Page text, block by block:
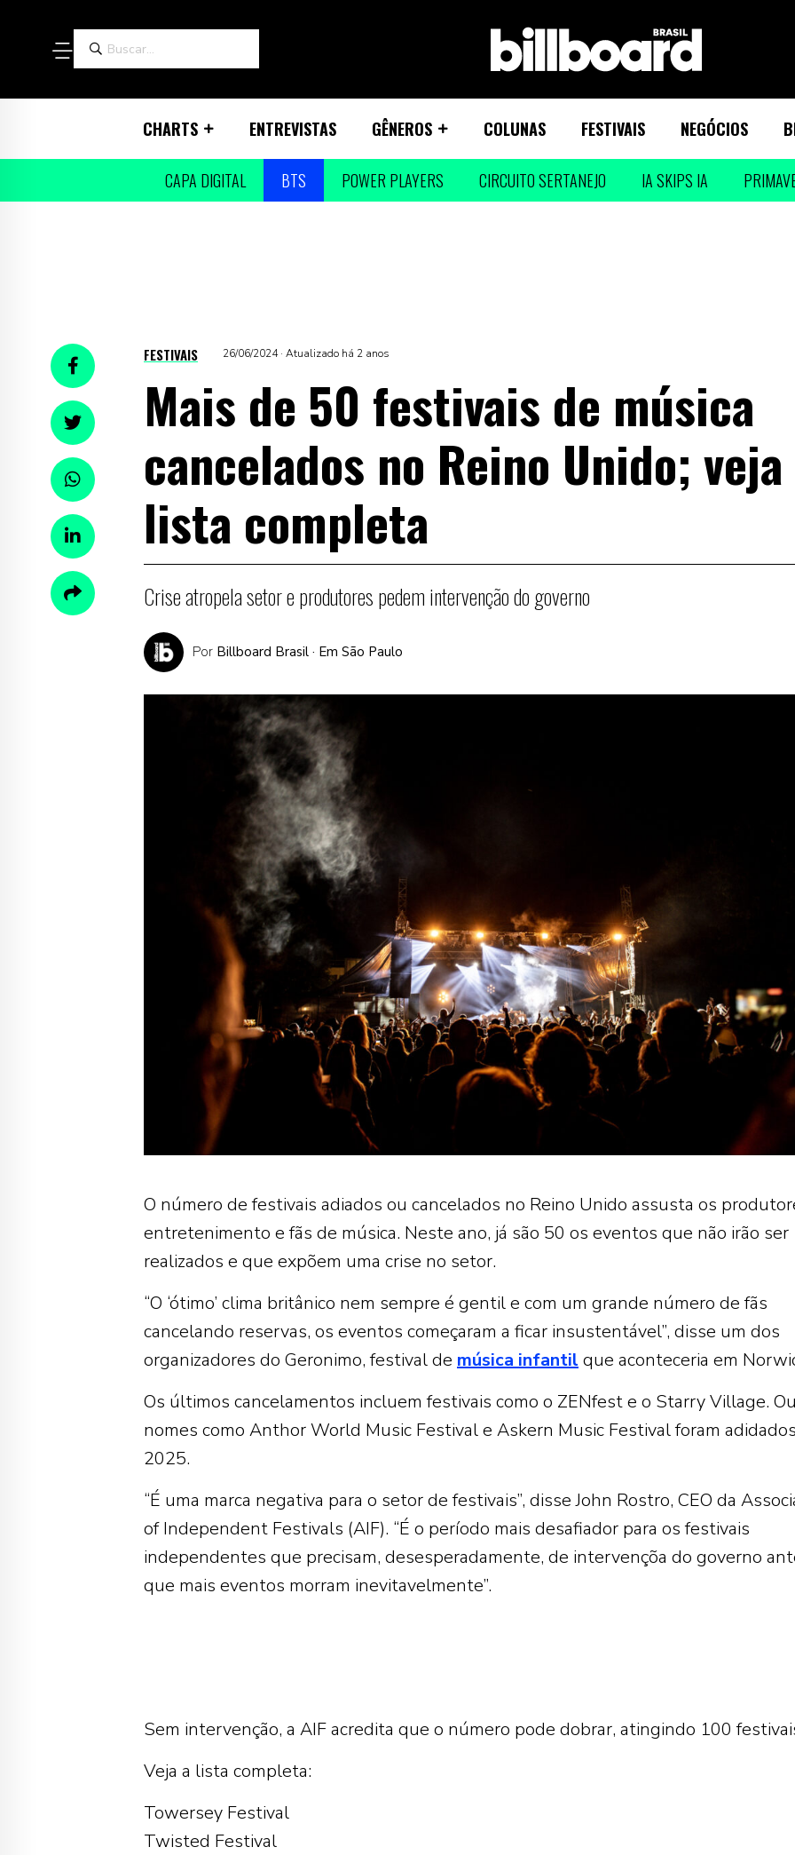
CHARTS ENTREVISTAS GÊNEROS COLUNAS FESTIVAIS NEGÓCIOS
CAPA DIGITAL BTS POWER PLAYERS CIRCUITO SERTANEJO IA SKIPS IA
FESTIVAIS 26/06/2024 · Atualizado há 2 anos
Mais de 50 festivais de música
cancelados no Reino Unido; veja
lista completa
Crise atropela setor e produtores pedem intervenção do governo
Por Billboard Brasil · Em São Paulo
O número de festivais adiados ou cancelados no Reino Unido assusta os
entretenimento e fãs de música. Neste ano, já são 50 os eventos que não irão ser
realizados e que expõem uma crise no setor.
“O ‘ótimo’ clima britânico nem sempre é gentil e com um grande número de fãs
cancelando reservas, os eventos começaram a ficar insustentável”, disse um dos
organizadores do Geronimo, festival de música infantil que aconteceria em
Os últimos cancelamentos incluem festivais como o ZENfest e o Starry Village.
nomes como Anthor World Music Festival e Askern Music Festival foram
2025.
“É uma marca negativa para o setor de festivais”, disse John Rostro, CEO da
of Independent Festivals (AIF). “É o período mais desafiador para os festivais
independentes que precisam, desesperadamente, de intervençõa do governo
que mais eventos morram inevitavelmente”.
Sem intervenção, a AIF acredita que o número pode dobrar, atingindo 100
Veja a lista completa:
Towersey Festival
Twisted Festival